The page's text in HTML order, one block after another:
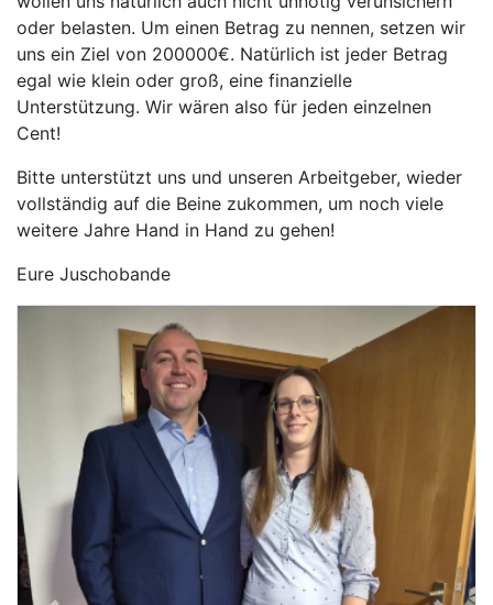
oder belasten. Um einen Betrag zu nennen, setzen wir
uns ein Ziel von 200000€. Natürlich ist jeder Betrag
egal wie klein oder groß, eine finanzielle
Unterstützung. Wir wären also für jeden einzelnen
Cent!
Bitte unterstützt uns und unseren Arbeitgeber, wieder
vollständig auf die Beine zukommen, um noch viele
weitere Jahre Hand in Hand zu gehen!
Eure Juschobande